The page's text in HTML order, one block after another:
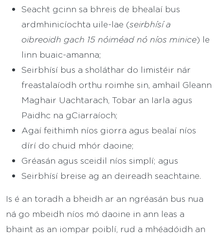
Seacht gcinn sa bhreis de bhealaí bus
ardmhinicíochta uile-lae (seirbhísí a
oibreoidh gach 15 nóiméad nó níos minice) le
linn buaic-amanna;
Seirbhísí bus a sholáthar do limistéir nár
freastalaíodh orthu roimhe sin, amhail Gleann
Maghair Uachtarach, Tobar an Iarla agus
Paidhc na gCiarraíoch;
Agaí feithimh níos giorra agus bealaí níos
dírí do chuid mhór daoine;
Gréasán agus sceidil níos simplí; agus
Seirbhísí breise ag an deireadh seachtaine.
Is é an toradh a bheidh ar an ngréasán bus nua
ná go mbeidh níos mó daoine in ann leas a
bhaint as an iompar poiblí, rud a mhéadóidh an